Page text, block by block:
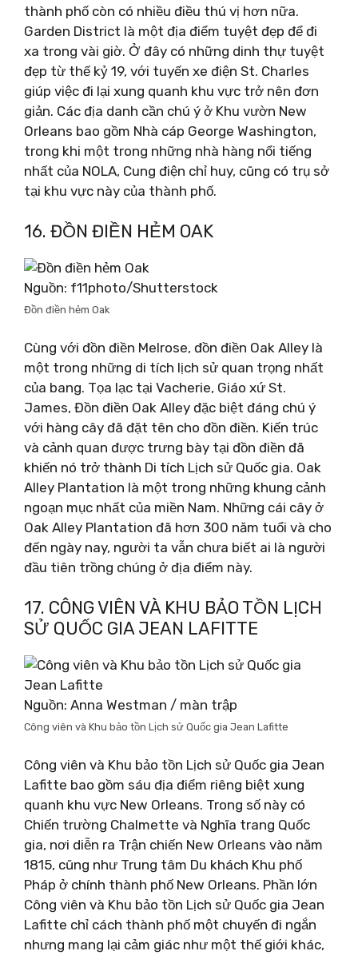
thành phố còn có nhiều điều thú vị hơn nữa.
Garden District là một địa điểm tuyệt đẹp để đi
xa trong vài giờ. Ở đây có những dinh thự tuyệt
đẹp từ thế kỷ 19, với tuyến xe điện St. Charles
giúp việc đi lại xung quanh khu vực trở nên đơn
giản. Các địa danh cần chú ý ở Khu vườn New
Orleans bao gồm Nhà cáp George Washington,
trong khi một trong những nhà hàng nổi tiếng
nhất của NOLA, Cung điện chỉ huy, cũng có trụ sở
tại khu vực này của thành phố.
16. ĐỒN ĐIỀN HẺM OAK
Nguồn: f11photo/Shutterstock
Đồn điền hẻm Oak
Cùng với đồn điền Melrose, đồn điền Oak Alley là
một trong những di tích lịch sử quan trọng nhất
của bang. Tọa lạc tại Vacherie, Giáo xứ St.
James, Đồn điền Oak Alley đặc biệt đáng chú ý
với hàng cây đã đặt tên cho đồn điền. Kiến trúc
và cảnh quan được trưng bày tại đồn điền đã
khiến nó trở thành Di tích Lịch sử Quốc gia. Oak
Alley Plantation là một trong những khung cảnh
ngoạn mục nhất của miền Nam. Những cái cây ở
Oak Alley Plantation đã hơn 300 năm tuổi và cho
đến ngày nay, người ta vẫn chưa biết ai là người
đầu tiên trồng chúng ở địa điểm này.
17. CÔNG VIÊN VÀ KHU BẢO TỒN LỊCH
SỬ QUỐC GIA JEAN LAFITTE
Nguồn: Anna Westman / màn trập
Công viên và Khu bảo tồn Lịch sử Quốc gia Jean Lafitte
Công viên và Khu bảo tồn Lịch sử Quốc gia Jean
Lafitte bao gồm sáu địa điểm riêng biệt xung
quanh khu vực New Orleans. Trong số này có
Chiến trường Chalmette và Nghĩa trang Quốc
gia, nơi diễn ra Trận chiến New Orleans vào năm
1815, cũng như Trung tâm Du khách Khu phố
Pháp ở chính thành phố New Orleans. Phần lớn
Công viên và Khu bảo tồn Lịch sử Quốc gia Jean
Lafitte chỉ cách thành phố một chuyến đi ngắn
nhưng mang lại cảm giác như một thế giới khác,